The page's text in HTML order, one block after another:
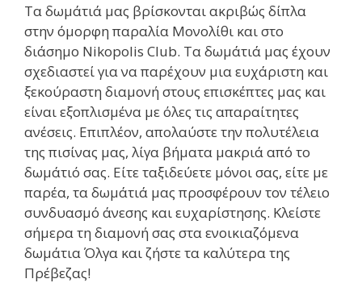
Τα δωμάτιά μας βρίσκονται ακριβώς δίπλα
στην όμορφη παραλία Μονολίθι και στο
διάσημο Nikopolis Club. Τα δωμάτιά μας έχουν
σχεδιαστεί για να παρέχουν μια ευχάριστη και
ξεκούραστη διαμονή στους επισκέπτες μας και
είναι εξοπλισμένα με όλες τις απαραίτητες
ανέσεις. Επιπλέον, απολαύστε την πολυτέλεια
της πισίνας μας, λίγα βήματα μακριά από το
δωμάτιό σας. Είτε ταξιδεύετε μόνοι σας, είτε με
παρέα, τα δωμάτιά μας προσφέρουν τον τέλειο
συνδυασμό άνεσης και ευχαρίστησης. Κλείστε
σήμερα τη διαμονή σας στα ενοικιαζόμενα
δωμάτια Όλγα και ζήστε τα καλύτερα της
Πρέβεζας!